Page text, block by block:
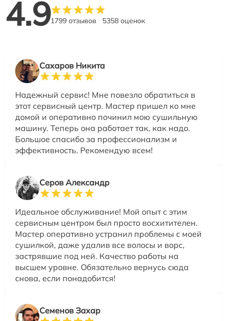
4.91799 отзывов 5358 оценок
Сахаров Никита
Надежный сервис! Мне повезло обратиться в
этот сервисный центр. Мастер пришел ко мне
домой и оперативно починил мою сушильную
машину. Теперь она работает так, как надо.
Большое спасибо за профессионализм и
эффективность. Рекомендую всем!
Серов Александр
Идеальное обслуживание! Мой опыт с этим
сервисным центром был просто восхитителен.
Мастер оперативно устранил проблемы с моей
сушилкой, даже удалив все волосы и ворс,
застрявшие под ней. Качество работы на
высшем уровне. Обязательно вернусь сюда
снова, если понадобится!
Семенов Захар